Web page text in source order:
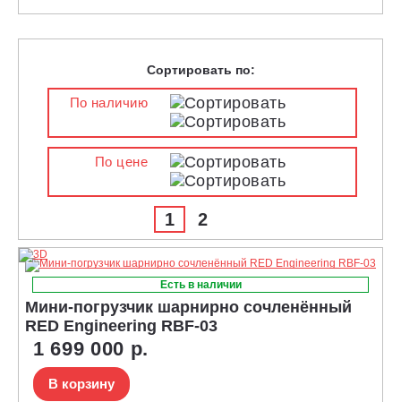
Сортировать по:
По наличию
По цене
1 2
Есть в наличии
Мини-погрузчик шарнирно сочленённый
RED Engineering RBF-03
1 699 000 р.
В корзину